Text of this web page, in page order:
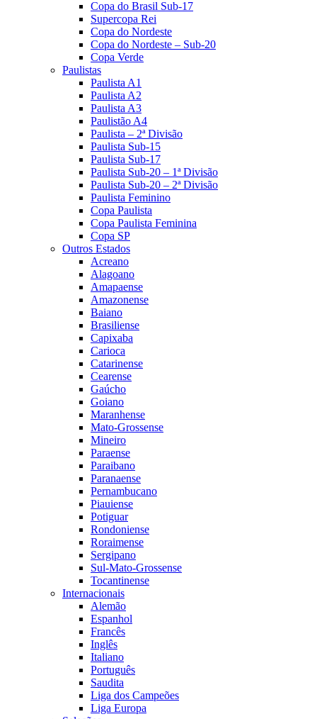
Copa do Brasil Sub-17
Supercopa Rei
Copa do Nordeste
Copa do Nordeste – Sub-20
Copa Verde
Paulistas
Paulista A1
Paulista A2
Paulista A3
Paulistão A4
Paulista – 2ª Divisão
Paulista Sub-15
Paulista Sub-17
Paulista Sub-20 – 1ª Divisão
Paulista Sub-20 – 2ª Divisão
Paulista Feminino
Copa Paulista
Copa Paulista Feminina
Copa SP
Outros Estados
Acreano
Alagoano
Amapaense
Amazonense
Baiano
Brasiliense
Capixaba
Carioca
Catarinense
Cearense
Gaúcho
Goiano
Maranhense
Mato-Grossense
Mineiro
Paraense
Paraibano
Paranaense
Pernambucano
Piauiense
Potiguar
Rondoniense
Roraimense
Sergipano
Sul-Mato-Grossense
Tocantinense
Internacionais
Alemão
Espanhol
Francês
Inglês
Italiano
Português
Saudita
Liga dos Campeões
Liga Europa